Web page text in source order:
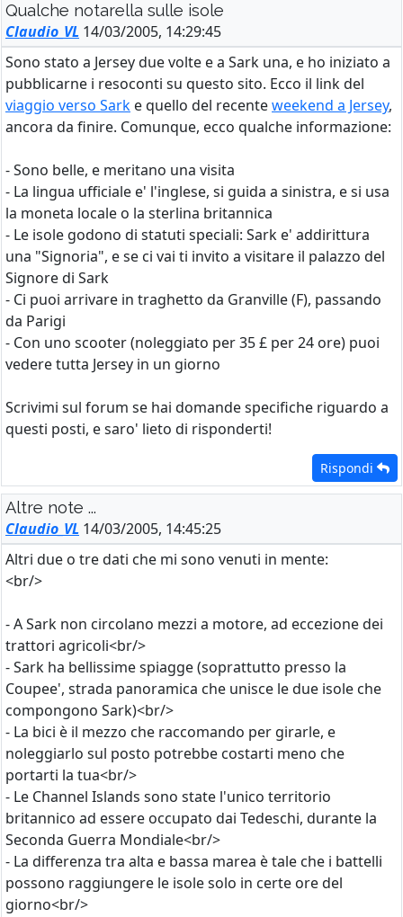
Qualche notarella sulle isole
Claudio_VL 14/03/2005, 14:29:45
Sono stato a Jersey due volte e a Sark una, e ho iniziato a
pubblicarne i resoconti su questo sito. Ecco il link del
viaggio verso Sark e quello del recenteweekend a Jersey,
ancora da finire. Comunque, ecco qualche informazione:
- Sono belle, e meritano una visita
- La lingua ufficiale e' l'inglese, si guida a sinistra, e si usa
la moneta locale o la sterlina britannica
- Le isole godono di statuti speciali: Sark e' addirittura
una "Signoria", e se ci vai ti invito a visitare il palazzo del
Signore di Sark
- Ci puoi arrivare in traghetto da Granville (F), passando
da Parigi
- Con uno scooter (noleggiato per 35 £ per 24 ore) puoi
vedere tutta Jersey in un giorno
Scrivimi sul forum se hai domande specifiche riguardo a
questi posti, e saro' lieto di risponderti!
Rispondi
Altre note ...
Claudio_VL 14/03/2005, 14:45:25
Altri due o tre dati che mi sono venuti in mente:
<br/>
- A Sark non circolano mezzi a motore, ad eccezione dei
trattori agricoli<br/>
- Sark ha bellissime spiagge (soprattutto presso la
Coupee', strada panoramica che unisce le due isole che
compongono Sark)<br/>
- La bici è il mezzo che raccomando per girarle, e
noleggiarlo sul posto potrebbe costarti meno che
portarti la tua<br/>
- Le Channel Islands sono state l'unico territorio
britannico ad essere occupato dai Tedeschi, durante la
Seconda Guerra Mondiale<br/>
- La differenza tra alta e bassa marea è tale che i battelli
possono raggiungere le isole solo in certe ore del
giorno<br/>